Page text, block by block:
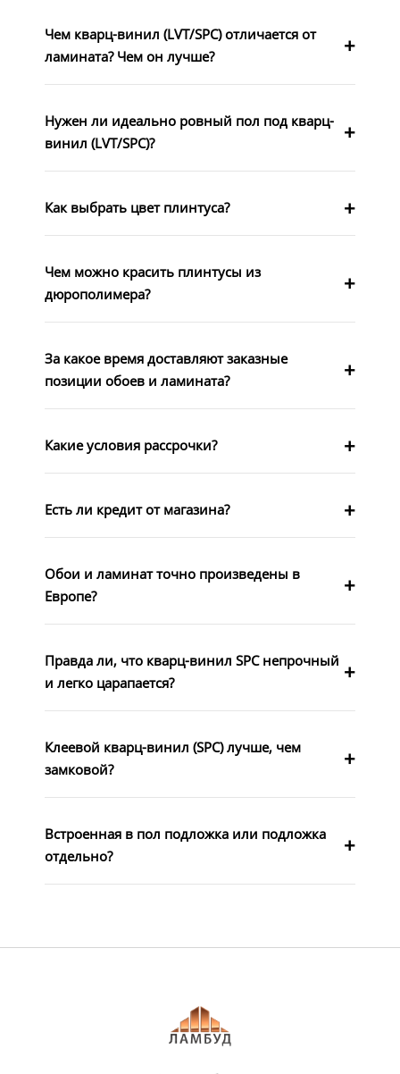
Чем кварц-винил (LVT/SPC) отличается от
ламината? Чем он лучше?
Нужен ли идеально ровный пол под кварц-
винил (LVT/SPC)?
Как выбрать цвет плинтуса?
Чем можно красить плинтусы из
дюрополимера?
За какое время доставляют заказные
позиции обоев и ламината?
Какие условия рассрочки?
Есть ли кредит от магазина?
Обои и ламинат точно произведены в
Европе?
Правда ли, что кварц-винил SPC непрочный
и легко царапается?
Клеевой кварц-винил (SPC) лучше, чем
замковой?
Встроенная в пол подложка или подложка
отдельно?